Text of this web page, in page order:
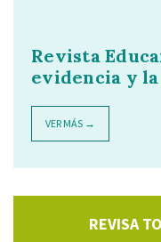
Revista
evidencia y
VER MÁS →
REVISA